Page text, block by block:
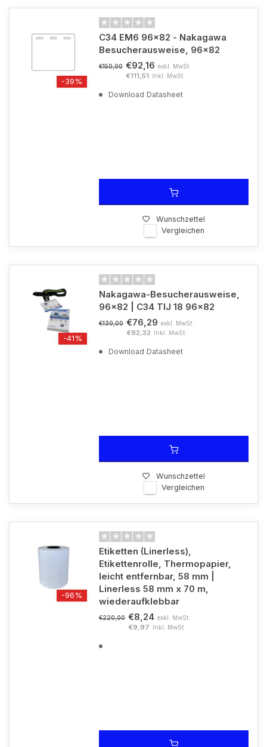
-39%
C34 EM6 96x82 - Nakagawa
Besucherausweise, 96x82
€150,00 €92,16 exkl. MwSt.
€111,51 Inkl. MwSt.
Download Datasheet
Wunschzettel
Vergleichen
-41%
Nakagawa-Besucherausweise,
96x82 | C34 TIJ 18 96x82
€130,00 €76,29 exkl. MwSt.
€92,32 Inkl. MwSt.
Download Datasheet
Wunschzettel
Vergleichen
-96%
Etiketten (Linerless),
Etikettenrolle, Thermopapier,
leicht entfernbar, 58 mm |
Linerless 58 mm x 70 m,
wiederaufklebbar
€220,00 €8,24 exkl. MwSt.
€9,97 Inkl. MwSt.